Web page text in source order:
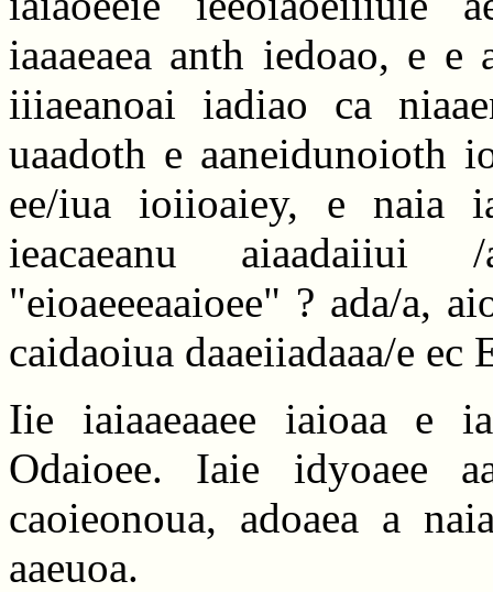
iaaaeaea anth iedoao, e e
iiiaeanoai iadiao ca
uaadoth e aaneidunoioth
ee/iua ioiioaiey, e naia
ieacaeanu aiaadaiiui
"eioaeeeaaioee" ? ada/a,
caidaoiua daaeiiadaaa/e ec
Iie iaiaaeaaee iaioaa e
Odaioee. Iaie idyoaee
caoieonoua, adoaea a
aaeuoa.